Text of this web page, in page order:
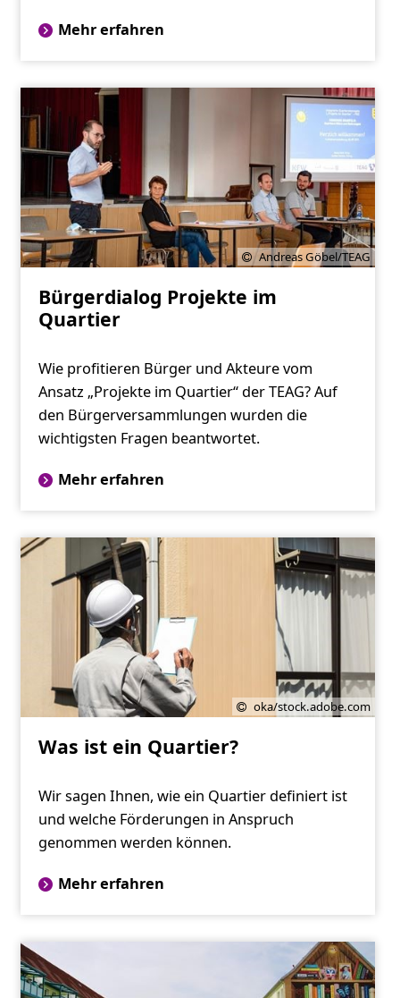
Mehr erfahren
Andreas Göbel/TEAG
Bürgerdialog Projekte im
Quartier
Wie profitieren Bürger und Akteure vom
Ansatz „Projekte im Quartier“ der TEAG? Auf
den Bürgerversammlungen wurden die
wichtigsten Fragen beantwortet.
Mehr erfahren
oka/stock.adobe.com
Was ist ein Quartier?
Wir sagen Ihnen, wie ein Quartier definiert ist
und welche Förderungen in Anspruch
genommen werden können.
Mehr erfahren